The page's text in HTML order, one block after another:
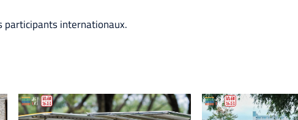
participants internationaux.